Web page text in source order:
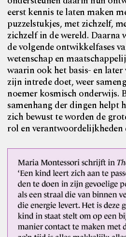
eerst kennis te laten maken
puzzelstukjes, met zichzelf,
zichzelf in de wereld. Daarna
de volgende ontwikkelfases
wetenschap en
waarin ook het basis- en
zijn intrede doet, weer
noemer kosmisch onderwijs.
samenhang der dingen helpt
zich bewust te worden de
rol en verantwoordelijkheden